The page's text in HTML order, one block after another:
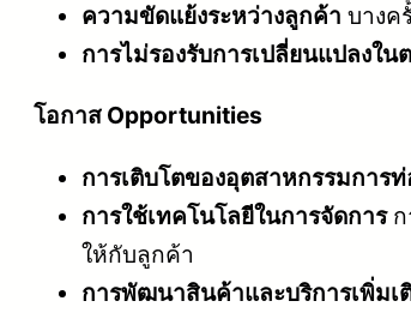
ความขัดแย้งระหว่างลูกค้า บางค
การไม่รองรับการเปลี่ยนแปลงใน
โอกาส Opportunities
การเติบโตของอุตสาหกรรมการท่
การใช้เทคโนโลยีในการจัดการก
ให้กับลูกค้า
การพัฒนาสินค้าและบริการเพิ่มเ